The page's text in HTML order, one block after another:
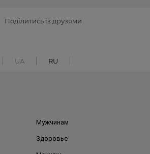
Поділитись із друзями
UA RU
Мужчинам
Здоровье